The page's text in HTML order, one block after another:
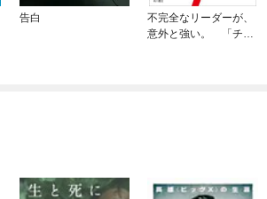
告白
不完全なリーダーが、
意外と強い。 「チー